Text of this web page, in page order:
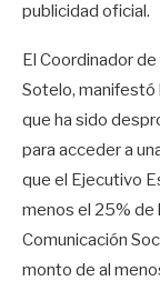
publicidad oficial.
El Coordinador
Sotelo, manifestó
que ha sido
para acceder a
que el Ejecutivo
menos el 25% de
Comunicación
monto de al